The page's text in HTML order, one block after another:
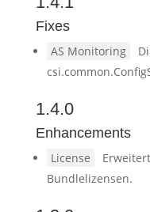
Fixes
AS Monitoring
1.4.0
Enhancements
License
Bundlelizensen.